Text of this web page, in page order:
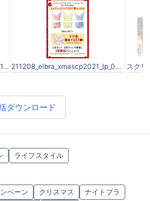
211208_elbra_xmascp2021_lp_01.jpg 211208_elbra_xmascp2021_lp_02.jpg
ダウンロード
ライフスタイル
ペーン クリスマス
ナイトブラ